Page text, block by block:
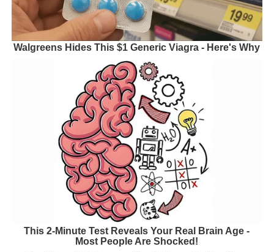
Walgreens Hides This $1 Generic Viagra - Here's Why
This 2-Minute Test Reveals Your Real Brain Age -
Most People Are Shocked!